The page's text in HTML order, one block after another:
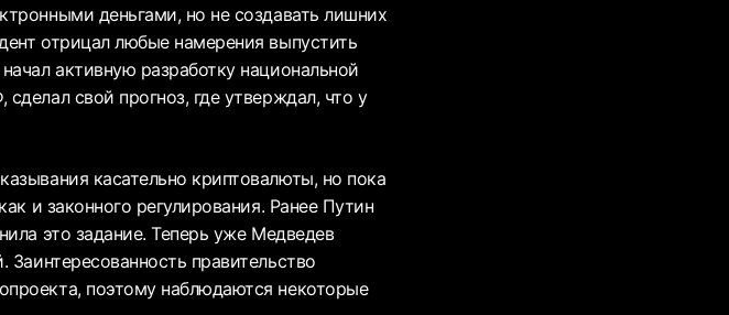
деньгами, но не создавать лишних
отрицал любые намерения выпустить
активную разработку национальной
свой прогноз, где утверждал, что у
касательно криптовалюты, но пока
и законного регулирования. Ранее Путин
это задание. Теперь уже Медведев
Заинтересованность правительство
поэтому наблюдаются некоторые